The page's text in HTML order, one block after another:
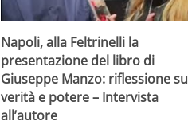
Napoli, alla Feltrinelli la
presentazione del libro di
Giuseppe Manzo: riflessione su
verità e potere – Intervista
all’autore